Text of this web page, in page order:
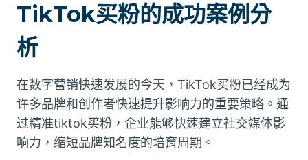
TikTok买粉的成功案例分
析
在数字营销快速发展的今天，TikTok买粉已经成为
许多品牌和创作者快速提升影响力的重要策略。通
过精准tiktok买粉，企业能够快速建立社交媒体影
响力，缩短品牌知名度的培育周期。